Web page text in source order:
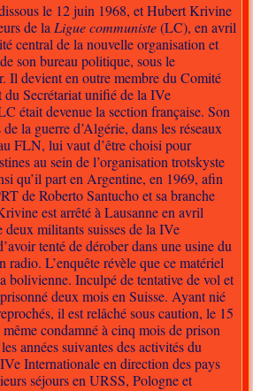
le 12 juin 1968, et Hubert Krivine
de laLigue communiste(LC), en avril
central de la nouvelle organisation et
son bureau politique, sous le
Il devient en outre membre du Comité
Secrétariat unifié de la IVe
était devenue la section française. Son
la guerre d’Algérie, dans les réseaux
FLN, lui vaut d’être choisi pour
au sein de l’organisation trotskyste
qu’il part en Argentine, en 1969, afin
de Roberto Santucho et sa branche
est arrêté à Lausanne en avril
deux militants suisses de la IVe
tenté de dérober dans une usine du
radio. L’enquête révèle que ce matériel
bolivienne. Inculpé de tentative de vol et
deux mois en Suisse. Ayant nié
il est relâché sous caution, le 15
condamné à cinq mois de prison
années suivantes des activités du
Internationale en direction des pays
séjours en URSS, Pologne et